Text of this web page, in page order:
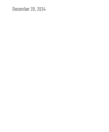
December 29, 2024